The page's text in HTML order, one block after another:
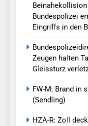
Bundespolizei
Eingriffs in den
Zeugen halten
Gleissturz
FW-M: Brand in
(Sendling)
HZA-R: Zoll